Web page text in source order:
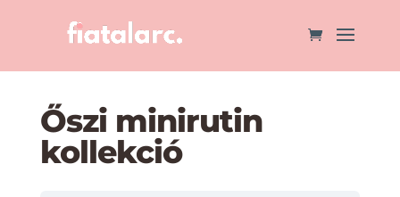
Őszi minirutin
kollekció